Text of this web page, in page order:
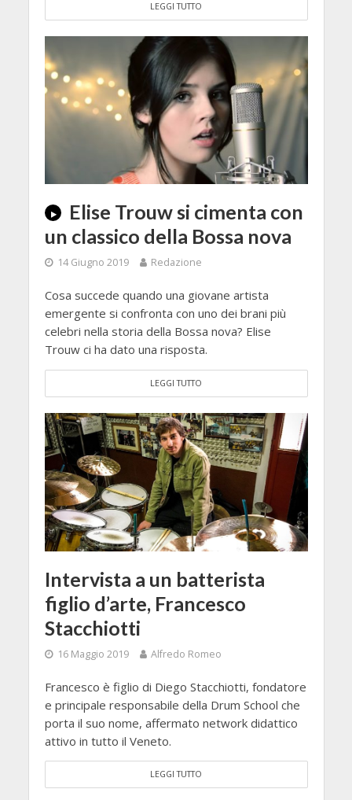
LEGGI TUTTO
Elise Trouw si cimenta con
un classico della Bossa nova
14 Giugno 2019 Redazione
Cosa succede quando una giovane artista
emergente si confronta con uno dei brani più
celebri nella storia della Bossa nova? Elise
Trouw ci ha dato una risposta.
LEGGI TUTTO
Intervista a un batterista
figlio d’arte, Francesco
Stacchiotti
16 Maggio 2019 Alfredo Romeo
Francesco è figlio di Diego Stacchiotti, fondatore
e principale responsabile della Drum School che
porta il suo nome, affermato network didattico
attivo in tutto il Veneto.
LEGGI TUTTO